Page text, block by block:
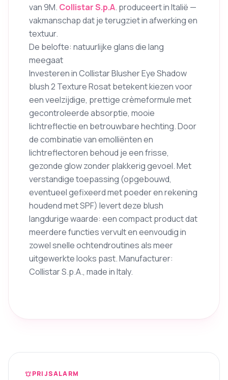
van 9M. Collistar S.p.A. produceert in Italië —
vakmanschap dat je terugziet in afwerking en
textuur.
De belofte: natuurlijke glans die lang
meegaat
Investeren in Collistar Blusher Eye Shadow
blush 2 Texture Rosat betekent kiezen voor
een veelzijdige, prettige crèmeformule met
gecontroleerde absorptie, mooie
lichtreflectie en betrouwbare hechting. Door
de combinatie van emolliënten en
lichtreflectoren behoud je een frisse,
gezonde glow zonder plakkerig gevoel. Met
verstandige toepassing (opgebouwd,
eventueel gefixeerd met poeder en rekening
houdend met SPF) levert deze blush
langdurige waarde: een compact product dat
meerdere functies vervult en eenvoudig in
zowel snelle ochtendroutines als meer
uitgewerkte looks past. Manufacturer:
Collistar S.p.A., made in Italy.
notifications_activePRIJSALARM